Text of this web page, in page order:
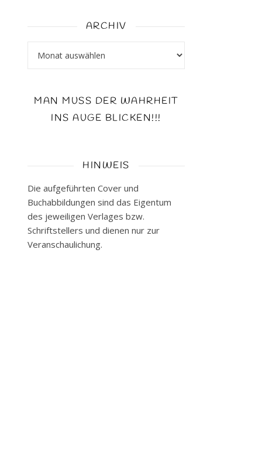
ARCHIV
MAN MUSS DER WAHRHEIT
INS AUGE BLICKEN!!!
HINWEIS
Die aufgeführten Cover und
Buchabbildungen sind das Eigentum
des jeweiligen Verlages bzw.
Schriftstellers und dienen nur zur
Veranschaulichung.